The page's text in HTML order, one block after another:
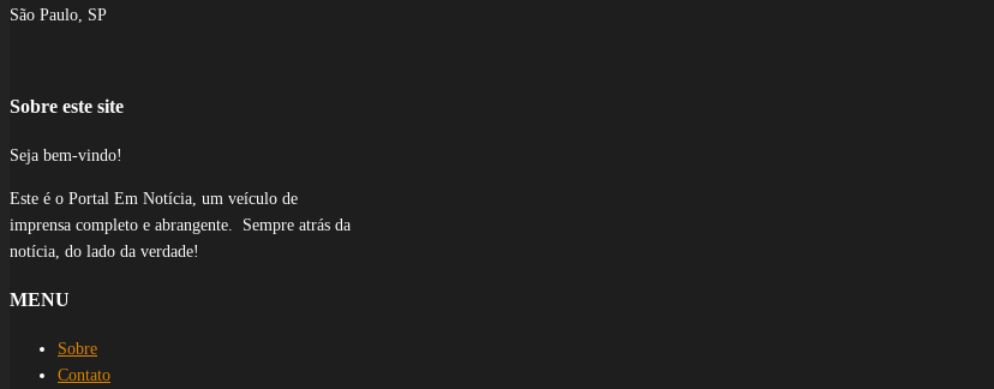
São Paulo, SP
Sobre este site
Seja bem-vindo!
Este é o Portal Em Notícia, um veículo de
imprensa completo e abrangente. Sempre atrás da
notícia, do lado da verdade!
MENU
Sobre
Contato